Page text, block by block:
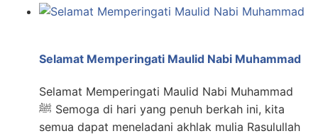
Selamat Memperingati Maulid Nabi Muhammad
Selamat Memperingati Maulid Nabi Muhammad
ﷺ Semoga di hari yang penuh berkah ini, kita
semua dapat meneladani akhlak mulia Rasulullah